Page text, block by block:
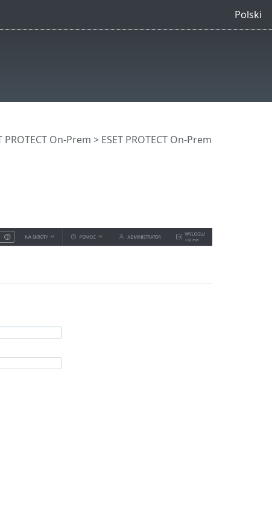
Polski
PROTECT On-Prem > ESET PROTECT On-Prem